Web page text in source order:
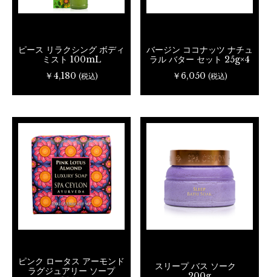
ピース リラクシング ボディ
ミスト 100mL
￥4,180 (税込)
バージン ココナッツ ナチュ
ラル バター セット 25g×4
￥6,050 (税込)
ピンク ロータス アーモンド
ラグジュアリー ソープ
スリープ バス ソーク